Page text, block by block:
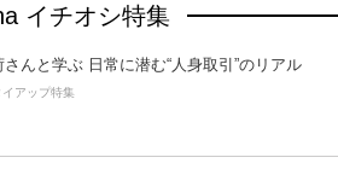
イチオシ特集
さんと学ぶ 日常に潜む“人身取引”のリアル
イアップ特集